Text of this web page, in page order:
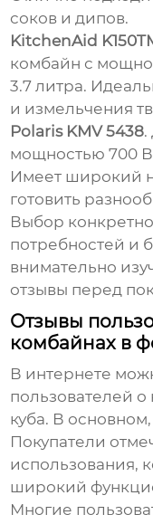
соков и дипов.
KitchenAid
комбайн с
3.7 литра.
и измельчения
Polaris KMV 5438.
мощностью 700
Имеет широкий
готовить
Выбор
потребностей и
внимательно
отзывы перед
Отзывы
комбайнах в
В интернете
пользователей
куба. В
Покупатели
использования,
широкий
Многие